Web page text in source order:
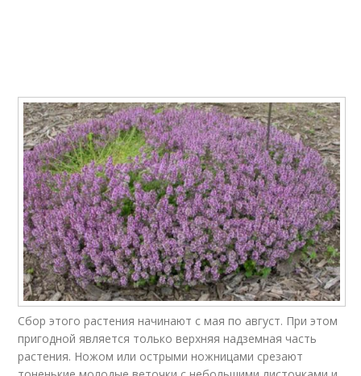
Сбор этого растения начинают с мая по август. При этом
пригодной является только верхняя надземная часть
растения. Ножом или острыми ножницами срезают